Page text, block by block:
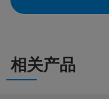
相关产品